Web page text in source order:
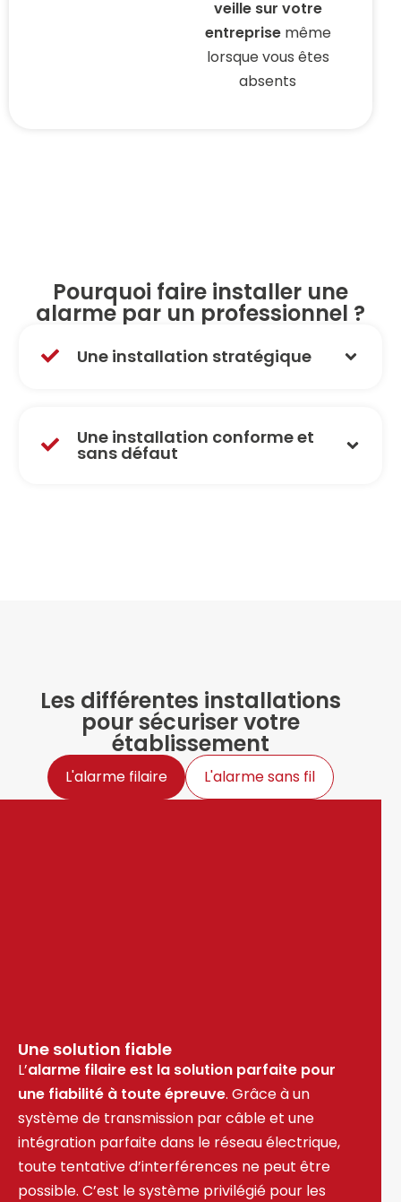
veille sur votre
entreprisemême
lorsque vous êtes
absents
Pourquoi faire installer une
alarme par un professionnel ?
Une installation stratégique
Une installation conforme et
sans défaut
Les différentes installations
pour sécuriser votre
établissement
L'alarme filaire L'alarme sans fil
Une solution fiable
L’alarme filaire est la solution parfaite pour
une fiabilité à toute épreuve. Grâce à un
système de transmission par câble et une
intégration parfaite dans le réseau électrique,
toute tentative d’interférences ne peut être
possible. C’est le système privilégié pour les